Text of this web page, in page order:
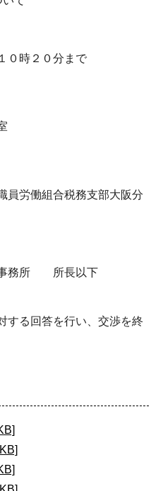
０時２０分まで
員労働組合税務支部大阪分
事務所 所長以下
する回答を行い、交渉を終